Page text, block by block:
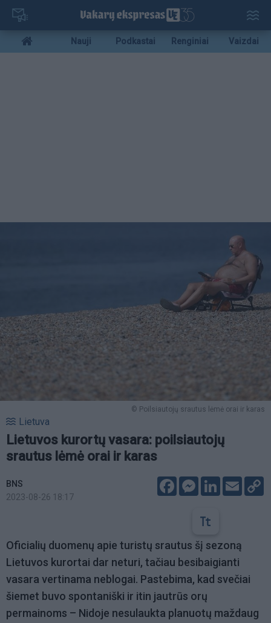
Pereiti
pagrindinį
turinį
Mobile
menu
Nauji Podkastai Renginiai Vaizdai
© Poilsiautojų srautus lėmė orai ir karas
Lietuva
Lietuvos kurortų vasara: poilsiautojų
srautus lėmė orai ir karas
BNS
2023-08-26 18:17
FacebookMessenger
LinkedIn
Email
Oficialių duomenų apie turistų srautus šį sezoną
Lietuvos kurortai dar neturi, tačiau besibaigianti
vasara vertinama neblogai. Pastebima, kad svečiai
šiemet buvo spontaniški ir itin jautrūs orų
permainoms – Nidoje nesulaukta planuotų maždaug